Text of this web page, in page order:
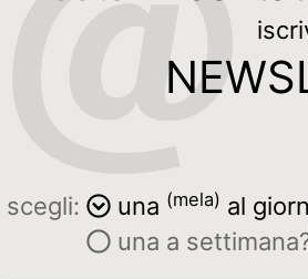
scegli: una (mela) al
una a